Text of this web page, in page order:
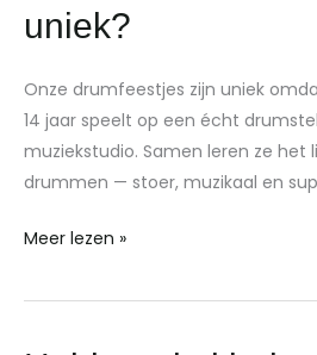
uniek?
Onze drumfeestjes zijn uniek
14 jaar speelt op een écht
muziekstudio. Samen leren ze het
drummen — stoer, muzikaal en
onze
uniek?
Meer lezen »